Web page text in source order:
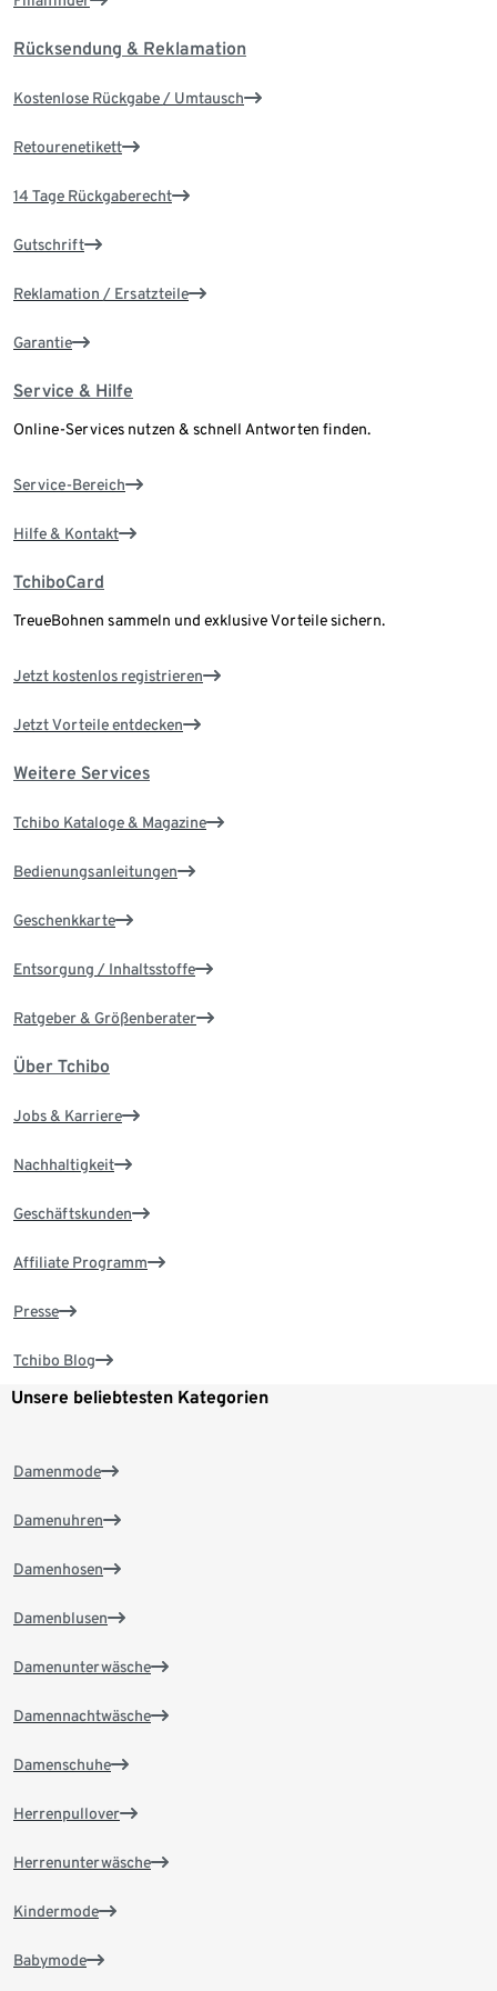
Rücksendung & Reklamation
Kostenlose Rückgabe / Umtausch
Retourenetikett
14 Tage Rückgaberecht
Gutschrift
Reklamation / Ersatzteile
Garantie
Service & Hilfe
Online-Services nutzen & schnell Antworten finden.
Service-Bereich
Hilfe & Kontakt
TchiboCard
TreueBohnen sammeln und exklusive Vorteile sichern.
Jetzt kostenlos registrieren
Jetzt Vorteile entdecken
Weitere Services
Tchibo Kataloge & Magazine
Bedienungsanleitungen
Geschenkkarte
Entsorgung / Inhaltsstoffe
Ratgeber & Größenberater
Über Tchibo
Jobs & Karriere
Nachhaltigkeit
Geschäftskunden
Affiliate Programm
Presse
Tchibo Blog
Unsere beliebtesten Kategorien
Damenmode
Damenuhren
Damenhosen
Damenblusen
Damenunterwäsche
Damennachtwäsche
Damenschuhe
Herrenpullover
Herrenunterwäsche
Kindermode
Babymode